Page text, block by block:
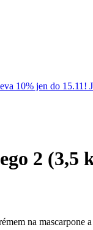
10% jen do 15.11!
2 (3,5
na mascarpone